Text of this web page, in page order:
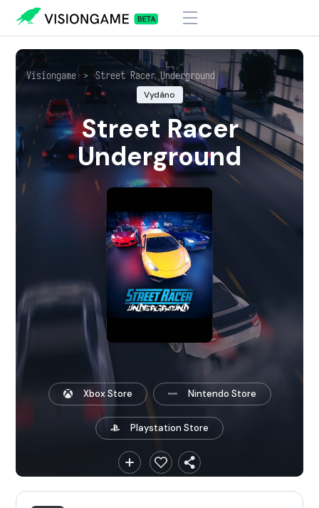
Visiongame > Street Racer Underground
Vydáno
Street Racer
Underground
Xbox Store Nintendo Store
Playstation Store